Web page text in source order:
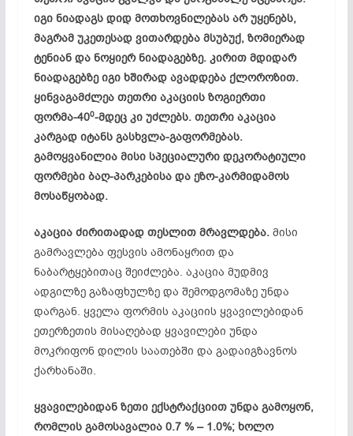
იგი ნიადაგს დიდ მოთხოვნილებას არ უყენებს,
მაგრამ უკე­თესად ვითარდება მსუბუქ, ზომიერად
ტენიან და ნოყიერ ნიადაგებზე. კირით მდიდარ
ნიადაგებზე იგი ხშირად ავადდება ქლოროზით.
ყინვაგამძლეა თეთრი აკაციის ზო­გიერთი
ფორმა-400-მდეც კი უძლებს. თეთრი აკაცია
კარგად იტანს გასხვლა-გაფორმებას.
გამოყვანილია მისი სპეცია­ლური დეკორატიული
ფორმები ბაღ-პარკებისა და ეზო-კარმიდამოს
მოსაწყობად.
აკაცია ძირითადად თესლით მრავლდება.მისი
გამრავლება ფესვის ამონაყრით და
ნაბარტყებითაც შეიძ­ლება. აკაცია მუდმივ
ადგილზე გაზაფხულზე და შემოდ­გომაზე უნდა
დარგან. ყველა ფორმის აკაციის ყვავილებიდან
ეთერზეთის მისაღებად ყვავილები უნდა
მოკრიფონ დილის საათებში და გადაიგზავნოს
ქარხანაში.
ყვავილებიდან ზეთი ექსტრაქციით უნდა გამოყონ,
რომლის გამოსავალია 0.7 % – 1.0%; ხოლო